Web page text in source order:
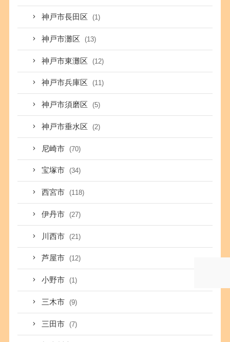
神戸市長田区 (1)
神戸市灘区 (13)
神戸市東灘区 (12)
神戸市兵庫区 (11)
神戸市須磨区 (5)
神戸市垂水区 (2)
尼崎市 (70)
宝塚市 (34)
西宮市 (118)
伊丹市 (27)
川西市 (21)
芦屋市 (12)
小野市 (1)
三木市 (9)
三田市 (7)